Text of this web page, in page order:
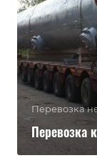
Перевозка
Перевозка